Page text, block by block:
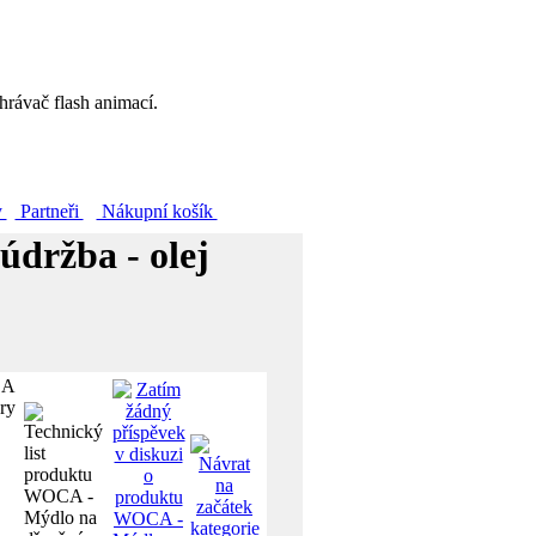
flash animací.
Partneři Nákupní košík
- olej